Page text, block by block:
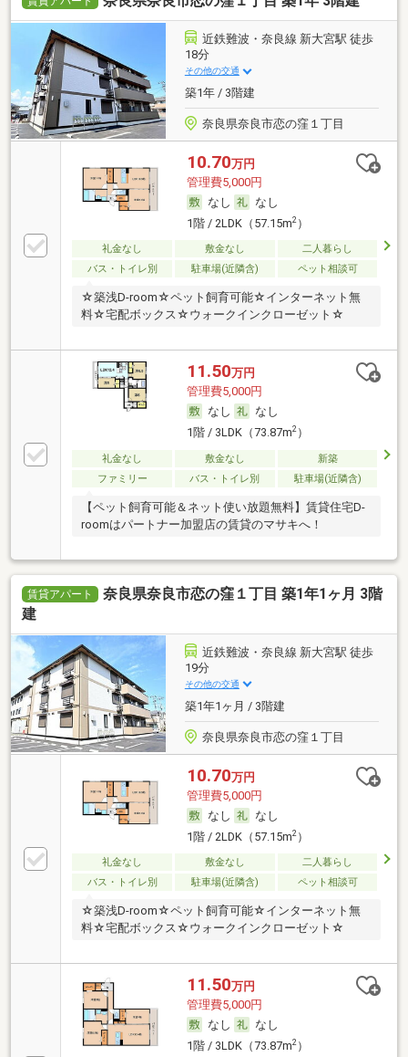
近鉄難波・奈良線 新大宮駅 徒歩
18分
その他の交通
築1年 / 3階建
奈良県奈良市恋の窪１丁目
10.70万円
管理費5,000円
なし
なし
1階 / 2LDK（57.15m2）
礼金なし 敷金なし
二人暮らし
バス・トイレ別
駐車場(近隣含) ペット相談可
☆築浅D-room☆ペット飼育可能☆インターネット無
料☆宅配ボックス☆ウォークインクローゼット☆
11.50万円
管理費5,000円
なし
なし
1階 / 3LDK（73.87m2）
礼金なし 敷金なし
新築
ファミリー
バス・トイレ別 駐車場(近隣含)
【ペット飼育可能＆ネット使い放題無料】賃貸住宅D-
roomはパートナー加盟店の賃貸のマサキへ！
賃貸アパート
奈良県奈良市恋の窪１丁目 築1年1ヶ月 3階
建
近鉄難波・奈良線 新大宮駅 徒歩
19分
その他の交通
築1年1ヶ月 / 3階建
奈良県奈良市恋の窪１丁目
10.70万円
管理費5,000円
なし
なし
1階 / 2LDK（57.15m2）
礼金なし 敷金なし
二人暮らし
バス・トイレ別
駐車場(近隣含) ペット相談可
☆築浅D-room☆ペット飼育可能☆インターネット無
料☆宅配ボックス☆ウォークインクローゼット☆
11.50万円
管理費5,000円
なし
なし
1階 / 3LDK（73.87m2）